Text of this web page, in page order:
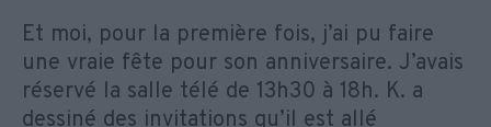
Et moi, pour la première fois, j’ai pu faire
une vraie fête pour son anniversaire. J’avais
réservé la salle télé de 13h30 à 18h. K. a
dessiné des invitations qu’il est allé